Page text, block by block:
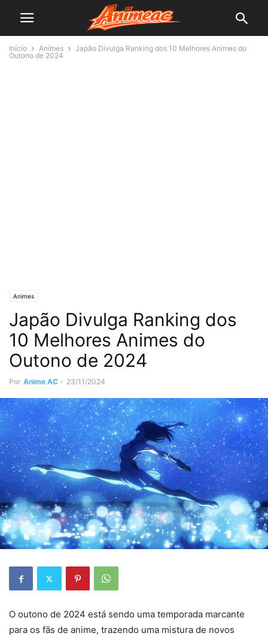
Início Animes
Japão Divulga Ranking dos 10 Melhores Animes do
Outono de 2024
Animes
Japão Divulga Ranking dos
10 Melhores Animes do
Outono de 2024
Por Anime AC - 23/11/2024
O outono de 2024 está sendo uma temporada marcante
para os fãs de anime, trazendo uma mistura de novos